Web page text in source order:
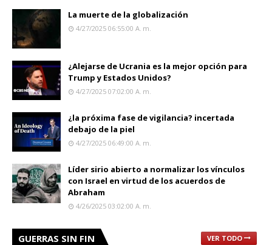
La muerte de la globalización
4/27/2025 06:55:00 A. M.
¿Alejarse de Ucrania es la mejor opción para
Trump y Estados Unidos?
4/27/2025 07:02:00 A. M.
¿la próxima fase de vigilancia? incertada
debajo de la piel
4/27/2025 06:49:00 A. M.
Líder sirio abierto a normalizar los vínculos
con Israel en virtud de los acuerdos de
Abraham
4/26/2025 03:02:00 A. M.
GUERRAS SIN FIN VER TODO